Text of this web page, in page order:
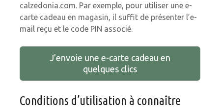
calzedonia.com. Par exemple, pour utiliser une e-
carte cadeau en magasin, il suffit de présenter l’e-
mail reçu et le code PIN associé.
J’envoie une e-carte cadeau en
quelques clics
Conditions d’utilisation à connaître